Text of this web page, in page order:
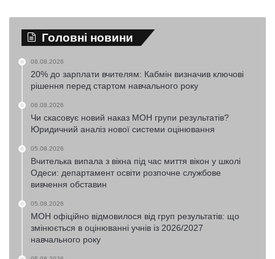
Головні новини
06.08.2026
20% до зарплати вчителям: Кабмін визначив ключові
рішення перед стартом навчального року
06.08.2026
Чи скасовує новий наказ МОН групи результатів?
Юридичний аналіз нової системи оцінювання
05.08.2026
Вчителька випала з вікна під час миття вікон у школі
Одеси: департамент освіти розпочне службове
вивчення обставин
05.08.2026
МОН офіційно відмовилося від груп результатів: що
змінюється в оцінюванні учнів із 2026/2027
навчального року